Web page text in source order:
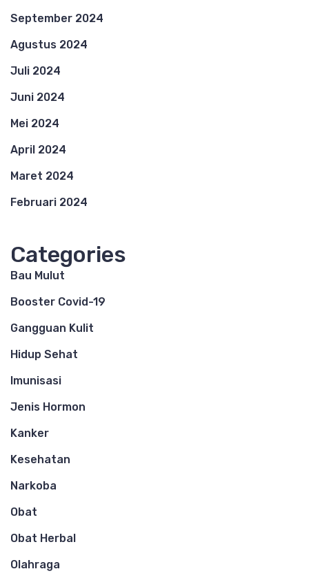
September 2024
Agustus 2024
Juli 2024
Juni 2024
Mei 2024
April 2024
Maret 2024
Februari 2024
Categories
Bau Mulut
Booster Covid-19
Gangguan Kulit
Hidup Sehat
Imunisasi
Jenis Hormon
Kanker
Kesehatan
Narkoba
Obat
Obat Herbal
Olahraga